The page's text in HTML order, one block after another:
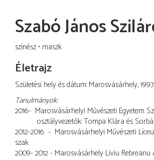
Szabó János
színész maszk
Életrajz
Születési hely és dátum: Marosvásárhely, 1997.
Tanulmányok:
2016- Marosvásárhelyi Művészeti Egyetem
osztályvezetők: Tompa Klára és
2012-2016 - Marosvásárhelyi Művészeti
szak
2009- 2012 - Marosvásárhely Liviu